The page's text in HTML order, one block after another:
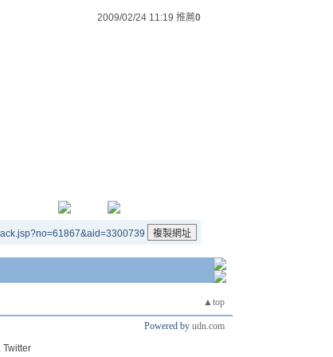
2009/02/24 11:19 推薦0
▲top
Powered by udn.com